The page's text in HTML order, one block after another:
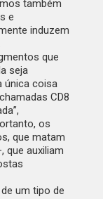
também
e
induzem
que
seja
única coisa
CD8
os
que matam
que auxiliam
um tipo de